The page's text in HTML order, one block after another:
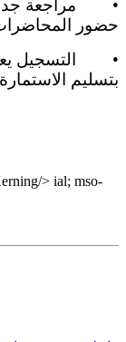
•
مراجعة
حضور
•
التسجيل
بتسليم
> ial; mso-